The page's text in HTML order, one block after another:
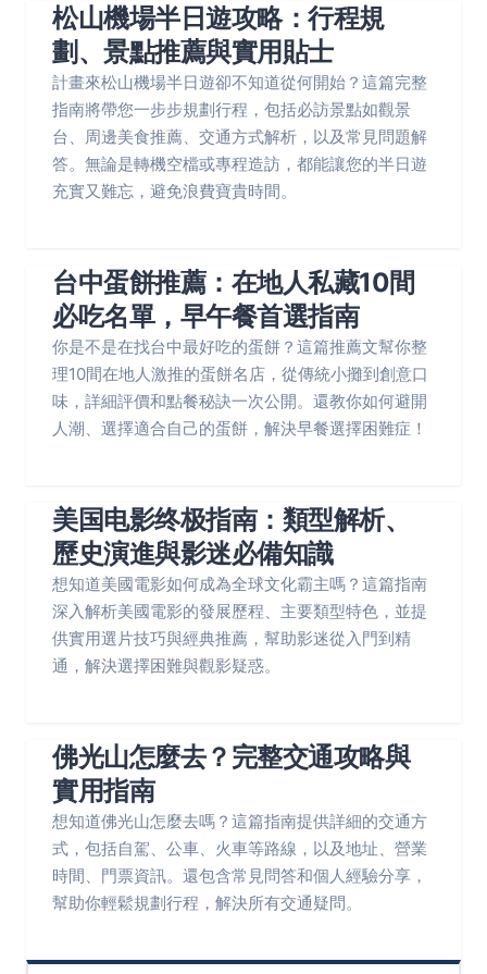
松山機場半日遊攻略：行程規
劃、景點推薦與實用貼士
計畫來松山機場半日遊卻不知道從何開始？這篇完整
指南將帶您一步步規劃行程，包括必訪景點如觀景
台、周邊美食推薦、交通方式解析，以及常見問題解
答。無論是轉機空檔或專程造訪，都能讓您的半日遊
充實又難忘，避免浪費寶貴時間。
台中蛋餅推薦：在地人私藏10間
必吃名單，早午餐首選指南
你是不是在找台中最好吃的蛋餅？這篇推薦文幫你整
理10間在地人激推的蛋餅名店，從傳統小攤到創意口
味，詳細評價和點餐秘訣一次公開。還教你如何避開
人潮、選擇適合自己的蛋餅，解決早餐選擇困難症！
美国电影终极指南：類型解析、
歷史演進與影迷必備知識
想知道美國電影如何成為全球文化霸主嗎？這篇指南
深入解析美國電影的發展歷程、主要類型特色，並提
供實用選片技巧與經典推薦，幫助影迷從入門到精
通，解決選擇困難與觀影疑惑。
佛光山怎麼去？完整交通攻略與
實用指南
想知道佛光山怎麼去嗎？這篇指南提供詳細的交通方
式，包括自駕、公車、火車等路線，以及地址、營業
時間、門票資訊。還包含常見問答和個人經驗分享，
幫助你輕鬆規劃行程，解決所有交通疑問。